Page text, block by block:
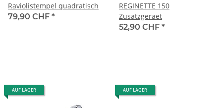
Raviolistempel quadratisch
79,90 CHF *
REGINETTE 150
Zusatzgeraet
52,90 CHF *
AUF LAGER AUF LAGER